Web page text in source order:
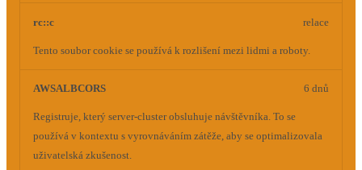
rc::c
Tento soubor cookie se používá k rozlišení mezi lidmi a roboty.
relace
AWSALBCORS
Registruje, který server-cluster obsluhuje návštěvníka. To se
používá v kontextu s vyrovnáváním zátěže, aby se optimalizovala
uživatelská zkušenost.
6 dnů